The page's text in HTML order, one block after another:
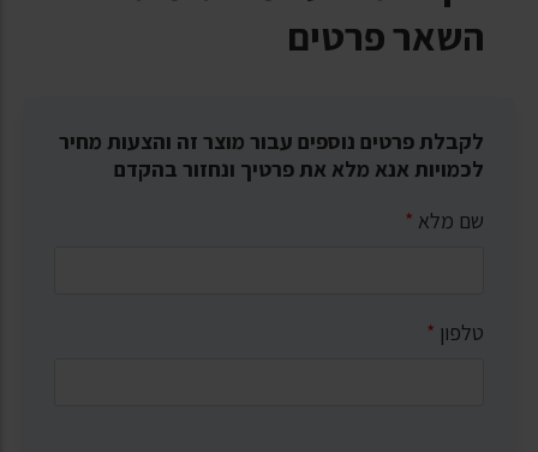
השאר פרטים
לקבלת פרטים נוספים עבור מוצר זה והצעות מחיר
לכמויות אנא מלא את פרטיך ונחזור בהקדם
שם מלא *
טלפון *